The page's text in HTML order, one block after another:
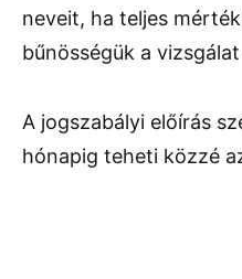
neveit, ha teljes
bűnösségük a
A jogszabályi előírás
hónapig teheti közzé